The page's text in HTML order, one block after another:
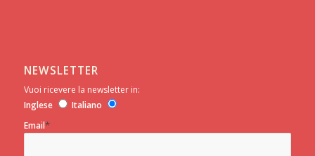
NEWSLETTER
Vuoi ricevere la newsletter in:
Inglese
Italiano
Email*